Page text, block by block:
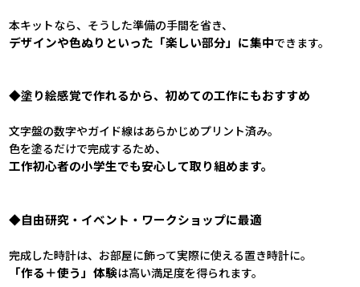
本キットなら、そうした準備の手間を省き、
デザインや色ぬりといった「楽しい部分」に集中できます。
◆塗り絵感覚で作れるから、初めての工作にもおすすめ
文字盤の数字やガイド線はあらかじめプリント済み。
色を塗るだけで完成するため、
工作初心者の小学生でも安心して取り組めます。
◆自由研究・イベント・ワークショップに最適
完成した時計は、お部屋に飾って実際に使える置き時計に。
「作る＋使う」体験は高い満足度を得られます。